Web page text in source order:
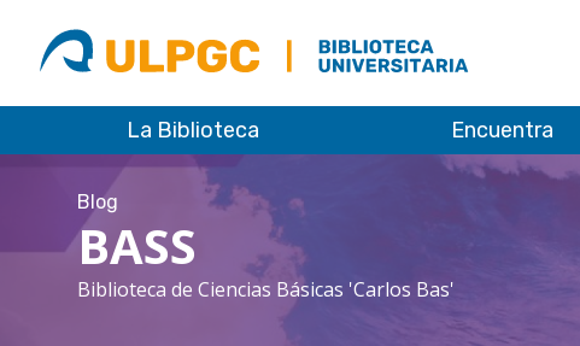
ULPGC
Biblioteca
ULPGC
La Biblioteca Encuentra
Blog
BASS
Biblioteca de Ciencias Básicas 'Carlos Bas'